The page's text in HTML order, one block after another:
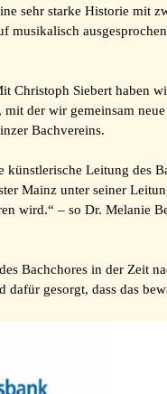
sehr starke Historie mit
musikalisch
Christoph Siebert haben
der wir gemeinsam
Bachvereins.
Leitung des
Mainz unter seiner
wird.“ – so Dr. Melanie
Bachchores in der Zeit
gesorgt, dass das